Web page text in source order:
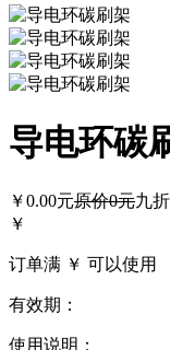
导电环碳
￥0.00元原价0元九
￥
订单满 ￥ 可以使用
有效期：
使用说明：